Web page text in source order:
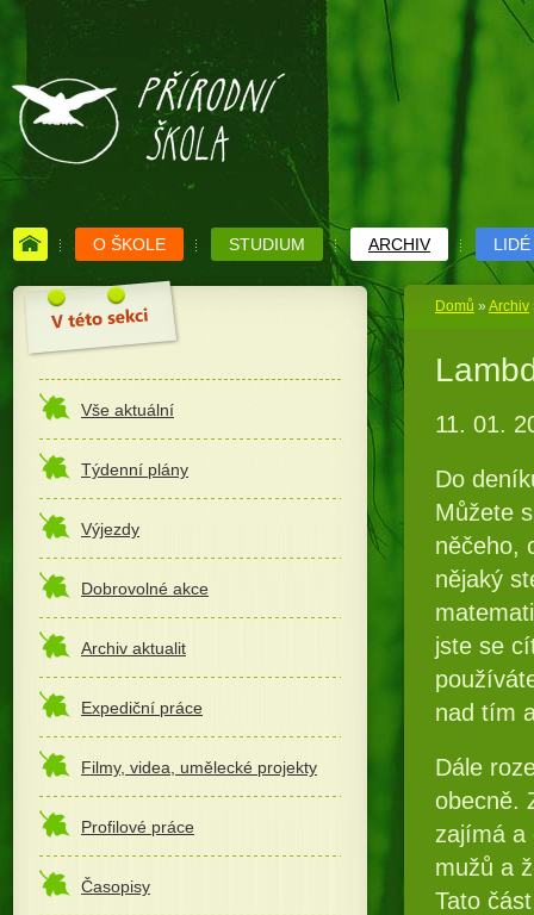
O ŠKOLE STUDIUM ARCHIV LIDÉ
Vše aktuální
Týdenní plány
Výjezdy
Dobrovolné akce
Archiv aktualit
Expediční práce
Filmy, videa, umělecké projekty
Profilové práce
Časopisy
Domů » Archiv
11. 01.
Do
Můžete
něčeho,
nějaký
jste se
nad tím
Dále
obecně.
zajímá a
mužů a
Tato